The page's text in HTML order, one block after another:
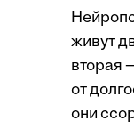
живут
вторая
от
они